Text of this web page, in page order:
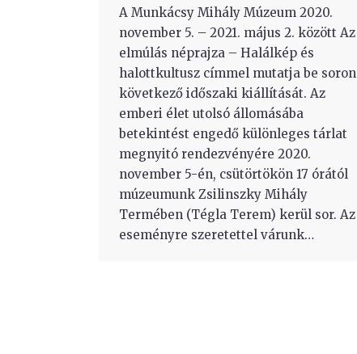
A Munkácsy Mihály Múzeum 2020.
november 5. – 2021. május 2. között Az
elmúlás néprajza – Halálkép és
halottkultusz címmel mutatja be soron
következő időszaki kiállítását. Az
emberi élet utolsó állomásába
betekintést engedő különleges tárlat
megnyitó rendezvényére 2020.
november 5-én, csütörtökön 17 órától
múzeumunk Zsilinszky Mihály
Termében (Tégla Terem) kerül sor. Az
eseményre szeretettel várunk…